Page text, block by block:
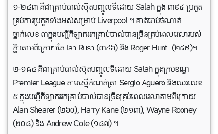
១-២៤៣ គឺជាគ្រាប់បាល់ស៊ុតបញ្ចូលទីដោយ Salah ក្នុង ៣៩៤ ប្រកួត
គ្រប់ការប្រកួតទាំងអស់សម្រាប់ Liverpool ។ គាត់ជាប់ចំណាត់
ថ្នាក់លេខ ៣ក្នុងបញ្ជីកីឡាកររកគ្រាប់បាល់បានច្រីនគ្រប់ពេលវេលារបស់
ក្លិបតាមពីក្រោយតែ Ian Rush (៣៤៦) និង Roger Hunt (២៨៥)។
២-១៨៤ គឺជាគ្រាប់បាល់ស៊ុតបញ្ចូលទីដោយ Salah ក្នុងក្របខណ្ឌ
Premier League តាមស្មេីកំណត់ត្រា Sergio Aguero និងឈរលេខ
៥ ក្នុងបញ្ជីកីឡាកររកគ្រាប់បាល់បានច្រីនគ្រប់ពេលវេលាតាមពីក្រោយ
Alan Shearer (២៦០), Harry Kane (២១៣), Wayne Rooney
(២០៨) និង Andrew Cole (១៨៧) ។